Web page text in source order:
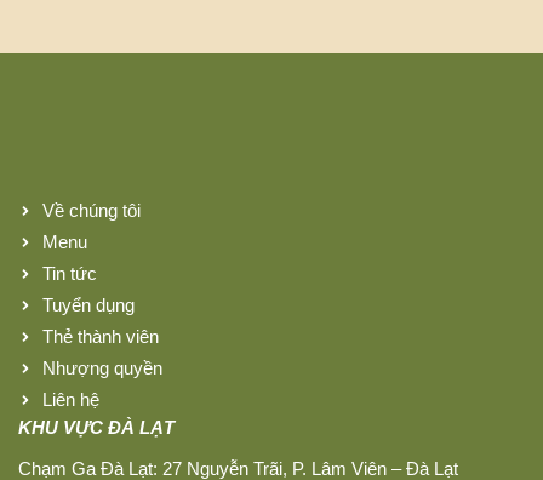
Về chúng tôi
Menu
Tin tức
Tuyển dụng
Thẻ thành viên
Nhượng quyền
Liên hệ
KHU VỰC ĐÀ LẠT
Chạm Ga Đà Lạt: 27 Nguyễn Trãi, P. Lâm Viên – Đà Lạt